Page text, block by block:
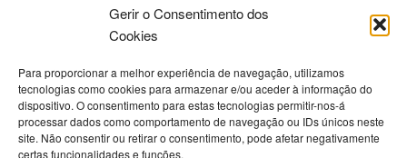
Gerir o Consentimento dos
Cookies
Para proporcionar a melhor experiência de navegação, utilizamos
tecnologias como cookies para armazenar e/ou aceder à informação do
dispositivo. O consentimento para estas tecnologias permitir-nos-á
processar dados como comportamento de navegação ou IDs únicos neste
site. Não consentir ou retirar o consentimento, pode afetar negativamente
certas funcionalidades e funções.
Clique para aceitar os cookies para este
serviço